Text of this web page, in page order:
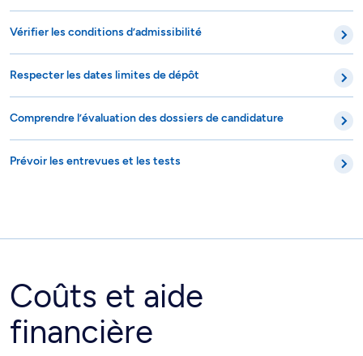
Vérifier les conditions d’admissibilité
Respecter les dates limites de dépôt
Comprendre l’évaluation des dossiers de candidature
Prévoir les entrevues et les tests
Coûts et aide
financière